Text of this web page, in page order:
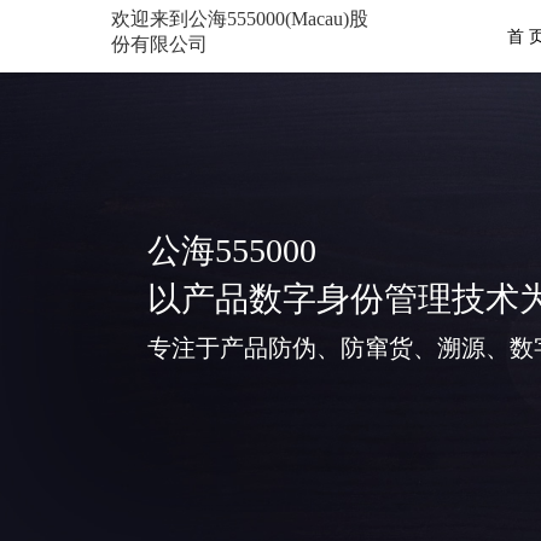
欢迎来到公海555000(Macau)股
份有限公司
首
公海555000
以产品数字身份管理技术
专注于产品防伪、防窜货、溯源、